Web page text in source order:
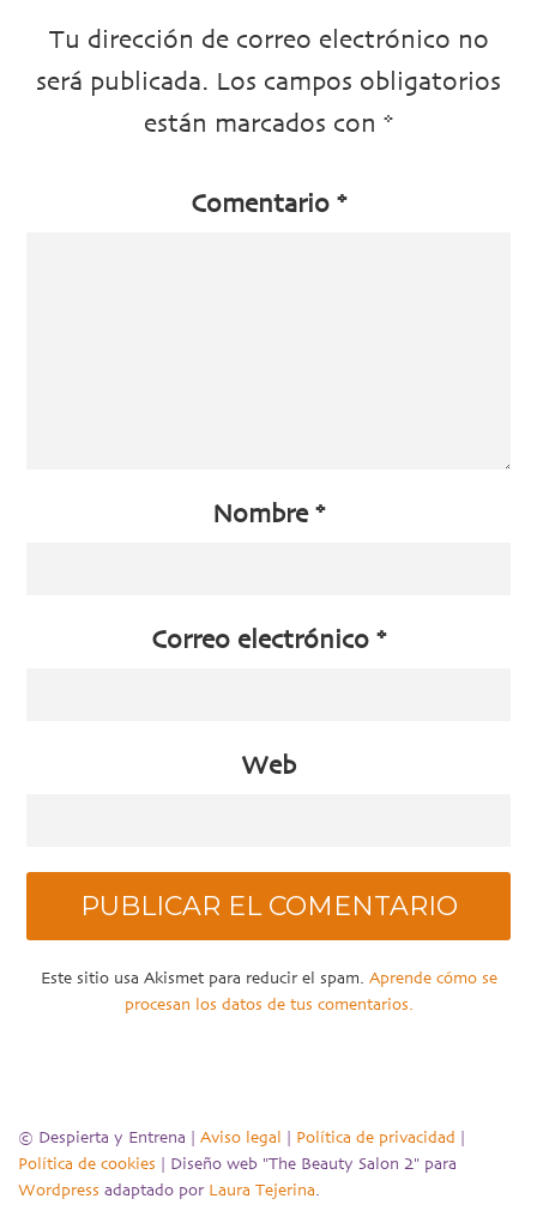
Tu dirección de correo electrónico no
será publicada. Los campos obligatorios
están marcados con *
Comentario *
Nombre *
Correo electrónico *
Web
Este sitio usa Akismet para reducir el spam. Aprende cómo se
procesan los datos de tus comentarios.
© Despierta y Entrena | Aviso legal Política de privacidad
Política de cookies | Diseño web "The Beauty Salon 2" para
Wordpress adaptado por Laura Tejerina.